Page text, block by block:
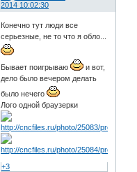
2014 10:02:30
Конечно тут люди все
серьезные, не то что я обло...
Бывает поигрываю
и вот,
дело было вечером делать
было нечего
Лого одной браузерки
+3